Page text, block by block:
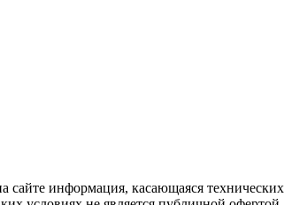
сайте информация, касающаяся